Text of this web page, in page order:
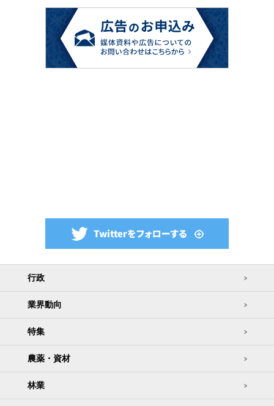
行政
業界動向
特集
農薬・資材
林業